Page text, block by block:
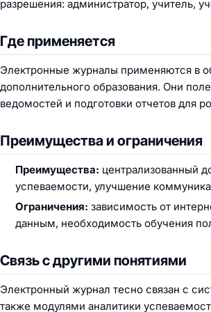
разрешения: администратор, учитель,
Где применяется
Электронные журналы применяются в
дополнительного образования. Они
ведомостей и подготовки отчетов для
Преимущества и ограничения
Преимущества: централизованный
успеваемости, улучшение
Ограничения: зависимость от
данным, необходимость обучения
Связь с другими понятиями
Электронный журнал тесно связан с
также модулями аналитики